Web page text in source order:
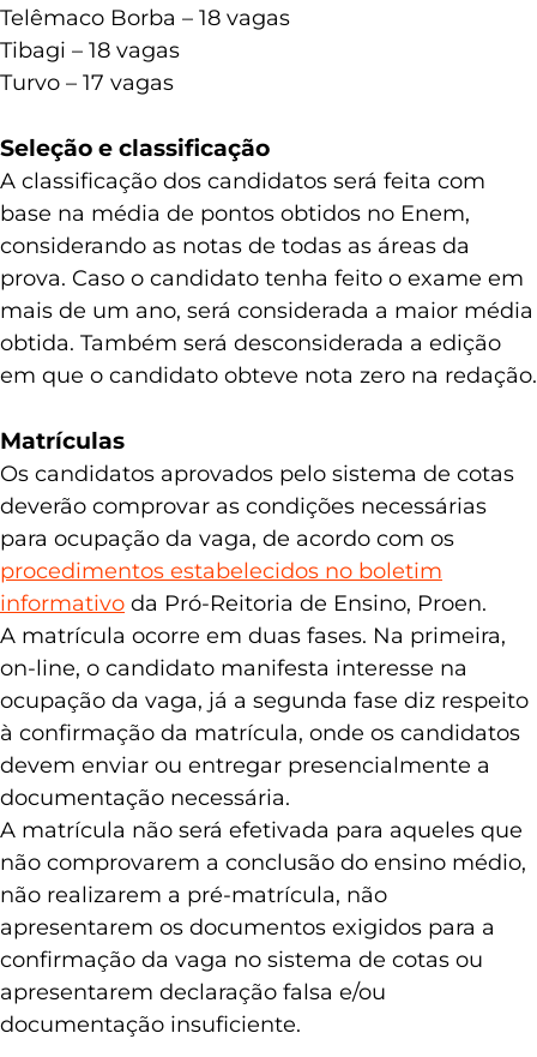
Telêmaco Borba – 18 vagas
Tibagi – 18 vagas
Turvo – 17 vagas
Seleção e classificação
A classificação dos candidatos será feita com
base na média de pontos obtidos no Enem,
considerando as notas de todas as áreas da
prova. Caso o candidato tenha feito o exame em
mais de um ano, será considerada a maior média
obtida. Também será desconsiderada a edição
em que o candidato obteve nota zero na redação.
Matrículas
Os candidatos aprovados pelo sistema de cotas
deverão comprovar as condições necessárias
para ocupação da vaga, de acordo com os
procedimentos estabelecidos no boletim
informativo da Pró-Reitoria de Ensino, Proen.
A matrícula ocorre em duas fases. Na primeira,
on-line, o candidato manifesta interesse na
ocupação da vaga, já a segunda fase diz respeito
à confirmação da matrícula, onde os candidatos
devem enviar ou entregar presencialmente a
documentação necessária.
A matrícula não será efetivada para aqueles que
não comprovarem a conclusão do ensino médio,
não realizarem a pré-matrícula, não
apresentarem os documentos exigidos para a
confirmação da vaga no sistema de cotas ou
apresentarem declaração falsa e/ou
documentação insuficiente.